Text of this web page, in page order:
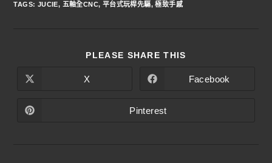
TAGS: JUCIE, 五軸全CNC, 平台式玩桿先驅, 極致手感
PLEASE SHARE THIS
X Facebook
Pinterest